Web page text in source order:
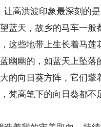
高洪波印象最深刻的
蓝天，故乡的马车一般
些地带上生长着马莲
幽幽的，如蓝天上坠落
向日葵方阵，它们擎
梵高笔下的向日葵都